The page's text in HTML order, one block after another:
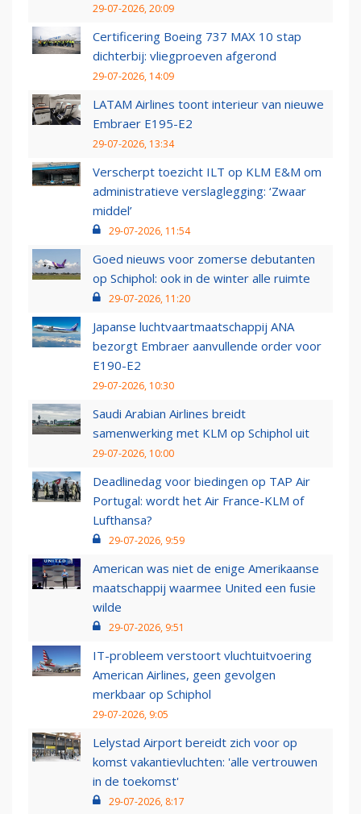
29-07-2026, 20:09
Certificering Boeing 737 MAX 10 stap
dichterbij: vliegproeven afgerond
29-07-2026, 14:09
LATAM Airlines toont interieur van nieuwe
Embraer E195-E2
29-07-2026, 13:34
Verscherpt toezicht ILT op KLM E&M om
administratieve verslaglegging: ‘Zwaar
middel’
29-07-2026, 11:54
Goed nieuws voor zomerse debutanten
op Schiphol: ook in de winter alle ruimte
29-07-2026, 11:20
Japanse luchtvaartmaatschappij ANA
bezorgt Embraer aanvullende order voor
E190-E2
29-07-2026, 10:30
Saudi Arabian Airlines breidt
samenwerking met KLM op Schiphol uit
29-07-2026, 10:00
Deadlinedag voor biedingen op TAP Air
Portugal: wordt het Air France-KLM of
Lufthansa?
29-07-2026, 9:59
American was niet de enige Amerikaanse
maatschappij waarmee United een fusie
wilde
29-07-2026, 9:51
IT-probleem verstoort vluchtuitvoering
American Airlines, geen gevolgen
merkbaar op Schiphol
29-07-2026, 9:05
Lelystad Airport bereidt zich voor op
komst vakantievluchten: 'alle vertrouwen
in de toekomst'
29-07-2026, 8:17